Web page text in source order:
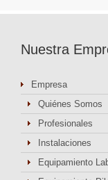
Nuestra
Empresa
Quiénes Somos
Profesionales
Instalaciones
Equipamiento